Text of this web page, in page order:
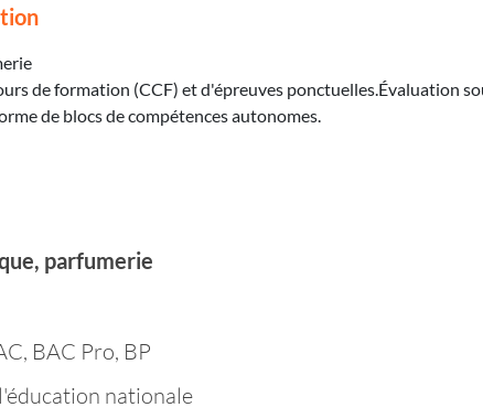
de formation (CCF) et d'épreuves ponctuelles.Évaluation
de blocs de compétences autonomes.
parfumerie
BAC Pro, BP
nationale